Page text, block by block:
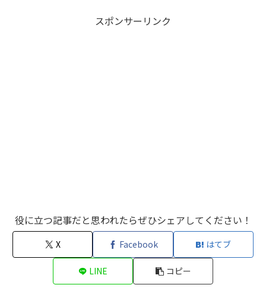
スポンサーリンク
役に立つ記事だと思われたらぜひシェアしてください！
X Facebook はてブ
LINE コピー